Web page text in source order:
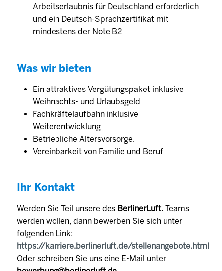
Arbeitserlaubnis für Deutschland erforderlich
und ein Deutsch-Sprachzertifikat mit
mindestens der Note B2
Was wir bieten
Ein attraktives Vergütungspaket inklusive
Weihnachts- und Urlaubsgeld
Fachkräftelaufbahn inklusive
Weiterentwicklung
Betriebliche Altersvorsorge.
Vereinbarkeit von Familie und Beruf
Ihr Kontakt
Werden Sie Teil unsere des BerlinerLuft. Teams
werden wollen, dann bewerben Sie sich unter
folgenden Link:
https://karriere.berlinerluft.de/stellenangebote.html
Oder schreiben Sie uns eine E-Mail unter